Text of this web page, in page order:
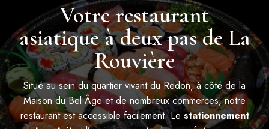
Votre restaurant
asiatique à deux pas de La
Rouvière
Situé au sein du quartier vivant duRedon, à côté de la
Maison du Bel Âgeet de nombreux commerces, notre
restaurant est accessible facilement. Le stationnement